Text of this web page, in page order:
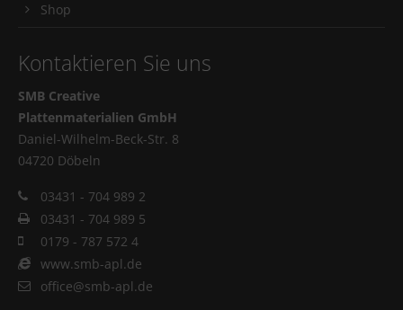
Shop
Kontaktieren Sie uns
SMB Creative
Plattenmaterialien GmbH
Daniel-Wilhelm-Beck-Str. 8
04720 Döbeln
03431 - 704 989 2
03431 - 704 989 5
0179 - 787 572 4
www.smb-apl.de
office@smb-apl.de